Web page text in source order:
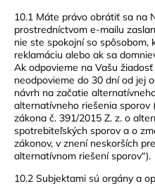
10.1 Máte právo obrátiť sa na
prostredníctvom e-mailu
nie ste spokojní so spôsobom,
reklamáciu alebo ak sa
Ak odpovieme na Vašu
neodpovieme do 30 dní od jej
návrh na začatie
alternatívneho riešenia sporov
zákona č. 391/2015 Z. z. o
spotrebiteľských sporov a o
zákonov, v znení neskorších
alternatívnom riešení sporov“).
10.2 Subjektami sú orgány a